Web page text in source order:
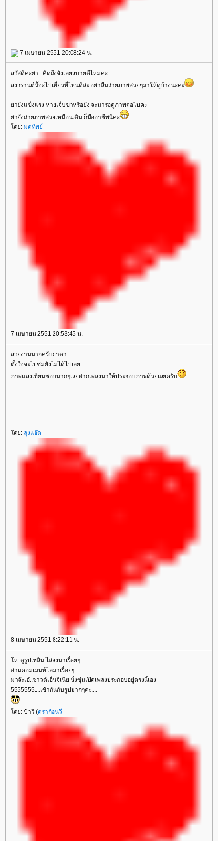
7 เมษายน 2551 20:08:24 น.
สวัสดีค่ะย่า...คิดถึงจังเลยสบายดีไหมค่ะ
สงกรานต์นี้จะไปเที่ยวที่ไหนดีล่ะ อย่าลืมถ่ายภาพสวยๆมาให้ดูบ้างนะค่ะ
่ายังแข็งแรง หายเจ็บขาหรือยัง จะมารอดูภาพต่อไปค่ะ
่ายังถ่ายภาพสวยเหมือนเดิม ก็มืออาชีพนี่ค่ะ
ดย: มดทิพย์
7 เมษายน 2551 20:53:45 น.
สวยงามมากครับย่าดา
ตั้งใจจะไปชมยังไม่ได้ไปเล
ภาพแสงเทียนชอบมากๆเลยฝากเพลงมาให้ประกอบภาพด้วยเลยครับ
ดย: ลุงแอ๊ด
8 เมษายน 2551 8:22:11 น.
ห..ดูรูปเพลิน ไล่ลงมาเรื่อยๆ
อ่านคอมเมนท์ไล่มาเรื่อยๆ
มาจ๊ะเอ๋..ซาวด์เอ็นจิเนีย นั่งซุ่มเปิดเพลงประกอบอยู่ตรงนี้เอง
5555555....เข้ากันกับรูปมากๆค่ะ....
ดย: ป้าวี (ดราก้อนวี